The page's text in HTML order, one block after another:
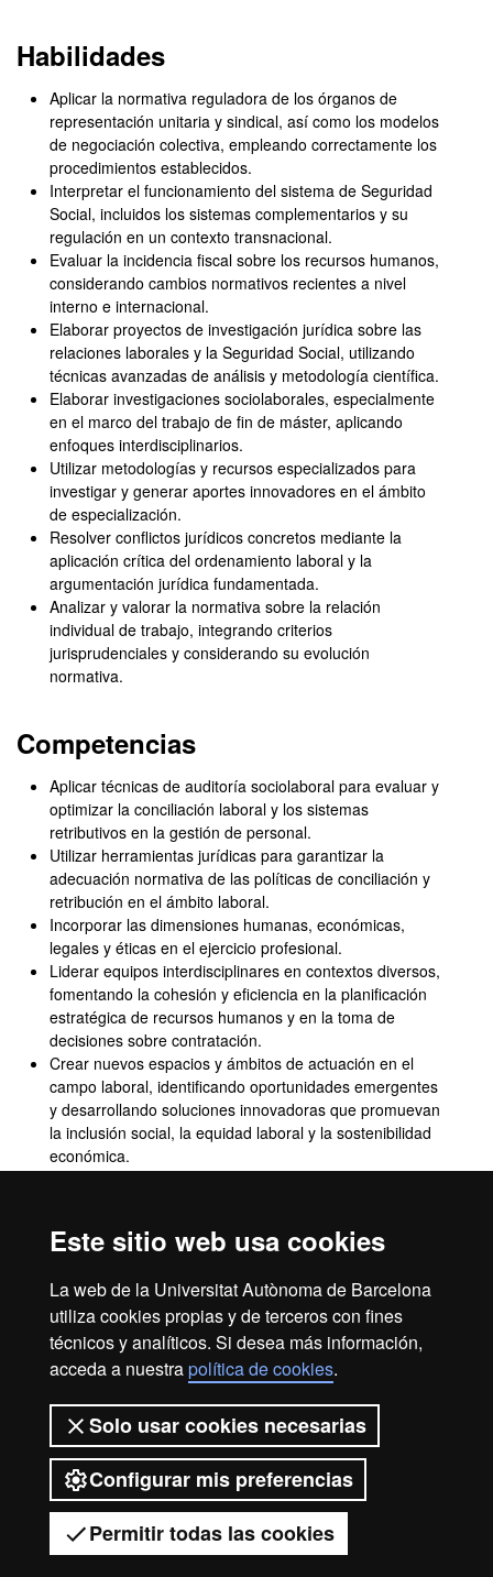
Este sitio web usa cookies
La web de la Universitat Autònoma de Barcelona
utiliza cookies propias y de terceros con fines
técnicos y analíticos. Si desea más información,
acceda a nuestrapolítica de cookies.
Solo usar cookies necesarias
Configurar mis preferencias
Permitir todas las cookies
Tienes dudas?
Habilidades
Aplicar la normativa reguladora de los órganos de
representación unitaria y sindical, así como los modelos
de negociación colectiva, empleando correctamente los
procedimientos establecidos.
Interpretar el funcionamiento del sistema de Seguridad
Social, incluidos los sistemas complementarios y su
regulación en un contexto transnacional.
Evaluar la incidencia fiscal sobre los recursos humanos,
considerando cambios normativos recientes a nivel
interno e internacional.
Elaborar proyectos de investigación jurídica sobre las
relaciones laborales y la Seguridad Social, utilizando
técnicas avanzadas de análisis y metodología científica.
Elaborar investigaciones sociolaborales, especialmente
en el marco del trabajo de fin de máster, aplicando
enfoques interdisciplinarios.
Utilizar metodologías y recursos especializados para
investigar y generar aportes innovadores en el ámbito
de especialización.
Resolver conflictos jurídicos concretos mediante la
aplicación crítica del ordenamiento laboral y la
argumentación jurídica fundamentada.
Analizar y valorar la normativa sobre la relación
individual de trabajo, integrando criterios
jurisprudenciales y considerando su evolución
normativa.
Competencias
Aplicar técnicas de auditoría sociolaboral para evaluar y
optimizar la conciliación laboral y los sistemas
retributivos en la gestión de personal.
Utilizar herramientas jurídicas para garantizar la
adecuación normativa de las políticas de conciliación y
retribución en el ámbito laboral.
Incorporar las dimensiones humanas, económicas,
legales y éticas en el ejercicio profesional.
Liderar equipos interdisciplinares en contextos diversos,
fomentando la cohesión y eficiencia en la planificación
estratégica de recursos humanos y en la toma de
decisiones sobre contratación.
Crear nuevos espacios y ámbitos de actuación en el
campo laboral, identificando oportunidades emergentes
y desarrollando soluciones innovadoras que promuevan
la inclusión social, la equidad laboral y la sostenibilidad
económica.
Analizar las desigualdades de género en la conciliación
correctivas en la gestión laboral.
Interpretar el impacto social, económico y
medioambiental de las acciones en el ámbito de
conocimiento propio, integrando estos aspectos en la
toma de decisiones.
2026 Universitat Autònoma de
Barcelona